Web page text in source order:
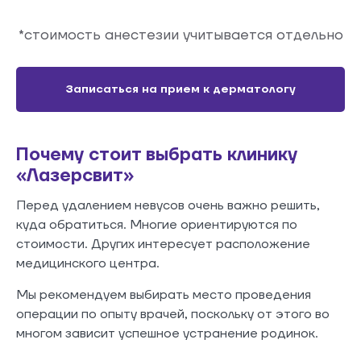
*стоимость анестезии учитывается отдельно
Записаться на прием к дерматологу
Почему стоит выбрать клинику
«Лазерсвит»
Перед удалением невусов очень важно решить,
куда обратиться. Многие ориентируются по
стоимости. Других интересует расположение
медицинского центра.
Мы рекомендуем выбирать место проведения
операции по опыту врачей, поскольку от этого во
многом зависит успешное устранение родинок.